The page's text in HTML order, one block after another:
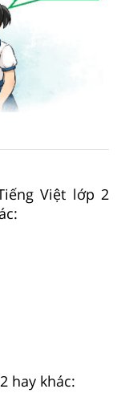
Việt lớp 2
hay khác: